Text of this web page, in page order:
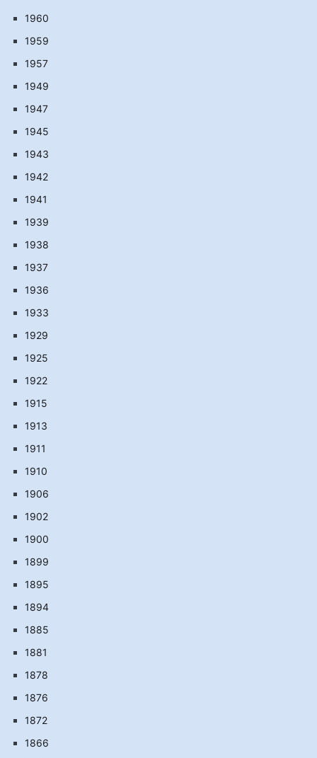
1960
1959
1957
1949
1947
1945
1943
1942
1941
1939
1938
1937
1936
1933
1929
1925
1922
1915
1913
1911
1910
1906
1902
1900
1899
1895
1894
1885
1881
1878
1876
1872
1866